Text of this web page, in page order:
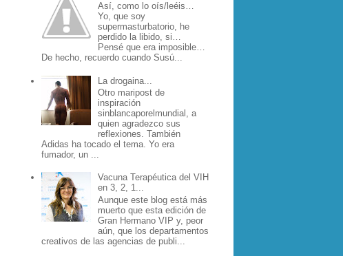
Así, como lo oís/leéis…
Yo, que soy
supermasturbatorio, he
perdido la libido, si…
Pensé que era imposible…
De hecho, recuerdo cuando Susú...
La drogaina...
Otro maripost de
inspiración
sinblancaporelmundial, a
quien agradezco sus
reflexiones. También
Adidas ha tocado el tema. Yo era
fumador, un ...
Vacuna Terapéutica del VIH
en 3, 2, 1...
Aunque este blog está más
muerto que esta edición de
Gran Hermano VIP y, peor
aún, que los departamentos
creativos de las agencias de publi...